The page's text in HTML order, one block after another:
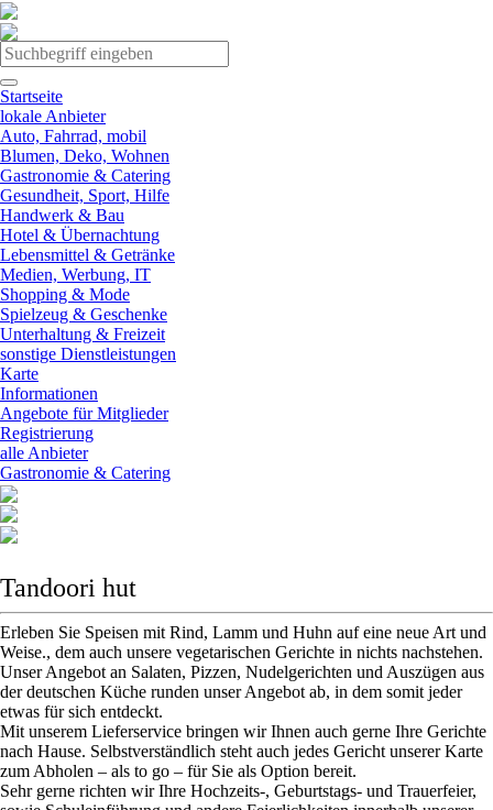
Startseite
lokale Anbieter
Auto, Fahrrad, mobil
Blumen, Deko, Wohnen
Gastronomie & Catering
Gesundheit, Sport, Hilfe
Handwerk & Bau
Hotel & Übernachtung
Lebensmittel & Getränke
Medien, Werbung, IT
Shopping & Mode
Spielzeug & Geschenke
Unterhaltung & Freizeit
sonstige Dienstleistungen
Karte
Informationen
Angebote für Mitglieder
Registrierung
alle Anbieter
Gastronomie & Catering
Tandoori hut
Erleben Sie Speisen mit Rind, Lamm und Huhn auf eine neue Art und
Weise., dem auch unsere vegetarischen Gerichte in nichts nachstehen.
Unser Angebot an Salaten, Pizzen, Nudelgerichten und Auszügen aus
der deutschen Küche runden unser Angebot ab, in dem somit jeder
etwas für sich entdeckt.
Mit unserem Lieferservice bringen wir Ihnen auch gerne Ihre Gerichte
nach Hause. Selbstverständlich steht auch jedes Gericht unserer Karte
zum Abholen – als to go – für Sie als Option bereit.
Sehr gerne richten wir Ihre Hochzeits-, Geburtstags- und Trauerfeier,